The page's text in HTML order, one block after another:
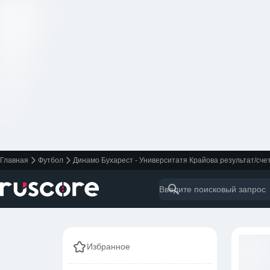
Главная Футбол Динамо Бухарест - Университатя Крайова результат/
Избранное